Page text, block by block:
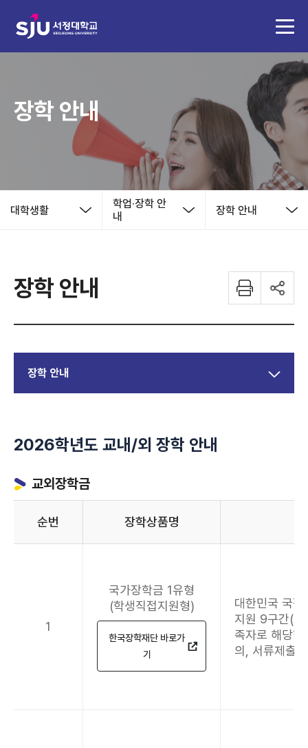
장학 안내
대학생활
학업·장학 안
내
장학 안내
장학 안내
장학 안내
2026학년도 교내/외 장학 안내
교외장학금
순번 장학상품명
1
국가장학금 1유형
(학생직접지원형)
한국장학재단 바로가
기
대한민국 국
지원 9구간(
족자로 해당
의, 서류제출)